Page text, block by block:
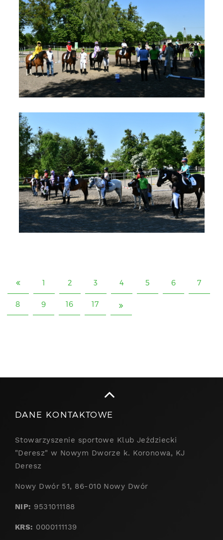
1 2 3 4 5 6 7
8 9 16 17
DANE KONTAKTOWE
Stowarzyszenie sportowe Klub Jeździecki
"Deresz" w Nowym Dworze k. Koronowa, KJ
Deresz
Nowy Dwór 51, 86-010 Nowy Dwór
NIP: 9531011188
KRS: 0000111139